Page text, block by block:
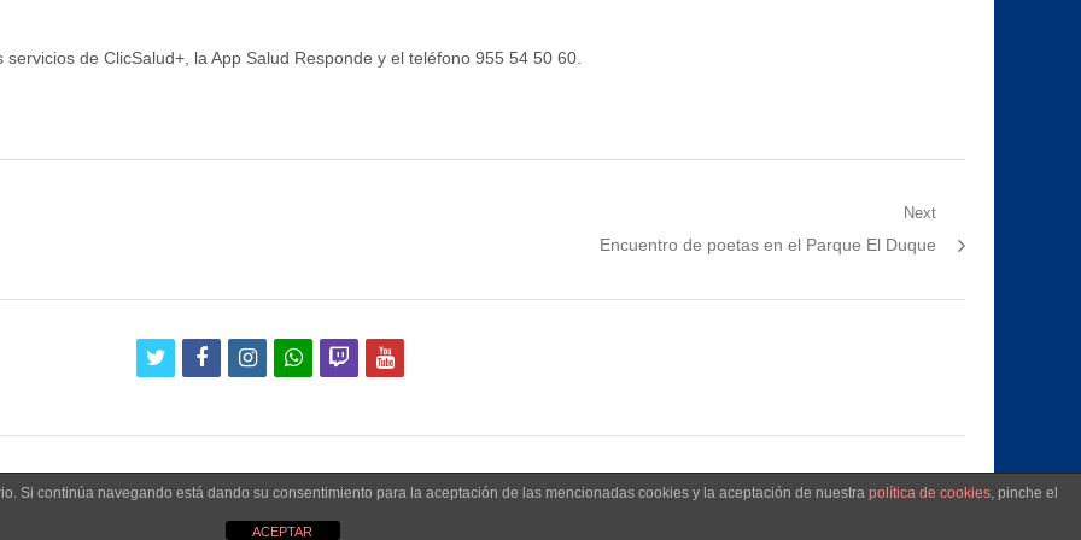
de ClicSalud+, la App Salud Responde y el teléfono 955 54 50 60.
Next
Next
Encuentro de poetas en el Parque El Duque
twitterfacebookinstagramwhatsapp
twitchyoutube
Si continúa navegando está dando su consentimiento para la aceptación de las mencionadas cookies y la aceptación de nuestra política de cookies, pinche el
ACEPTAR